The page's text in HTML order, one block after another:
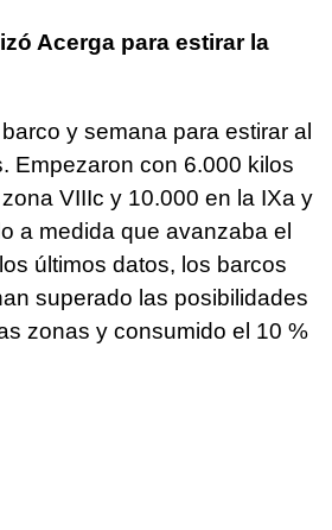
Acerga para estirar la
y semana para estirar al
Empezaron con 6.000 kilos
VIIIc y 10.000 en la IXa y
a medida que avanzaba el
últimos datos, los barcos
superado las posibilidades
zonas y consumido el 10 %